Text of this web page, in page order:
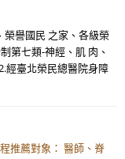
譽國民 之家、各級榮
第七類-神經、肌 肉、
經臺北榮民總醫院身障
推薦對象： 醫師、脊